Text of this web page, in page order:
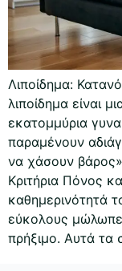
Λιποίδημα:
λιποίδημα είναι
εκατομμύρια
παραμένουν
να χάσουν
Κριτήρια Πόνος
καθημερινότητά
εύκολους
πρήξιμο. Αυτά